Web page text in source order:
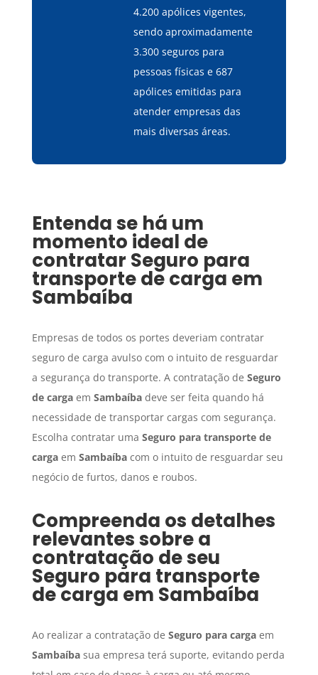
4.200 apólices vigentes,
sendo aproximadamente
3.300 seguros para
pessoas físicas e 687
apólices emitidas para
atender empresas das
mais diversas áreas.
Entenda se há um
momento ideal de
contratar Seguro para
transporte de carga em
Sambaíba
Empresas de todos os portes deveriam contratar
seguro de carga avulso com o intuito de resguardar
a segurança do transporte. A contratação de Seguro
de cargaem Sambaíbadeve ser feita quando há
necessidade de transportar cargas com segurança.
Escolha contratar uma Seguro para transporte de
cargaem Sambaíbacom o intuito de resguardar seu
negócio de furtos, danos e roubos.
Compreenda os detalhes
relevantes sobre a
contratação de seu
Seguro para transporte
de carga em Sambaíba
Ao realizar a contratação de Seguro para cargaem
Sambaíbasua empresa terá suporte, evitando perda